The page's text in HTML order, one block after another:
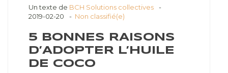
Un texte de BCH Solutions collectives
2019-02-20
Non classifié(e)
5 BONNES RAISONS
D’ADOPTER L’HUILE
DE COCO